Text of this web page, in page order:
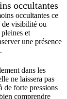
occultantes
occultantes ce
de visibilité ou
et
une présence
dans les
ne laissera pas
de forte pressions
comprendre